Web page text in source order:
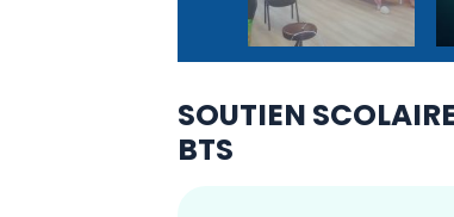
SOUTIEN
BTS